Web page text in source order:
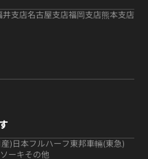
井支店名古屋支店福岡支店熊本支店
) 日本フルハーフ 東邦車輛(東急)
ーキその他